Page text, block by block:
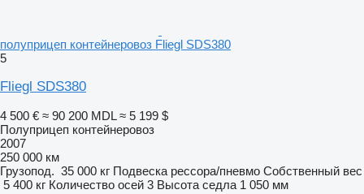
полуприцеп контейнеровоз Fliegl SDS380
5
Fliegl SDS380
4 500 € ≈ 90 200 MDL ≈ 5 199 $
Полуприцеп контейнеровоз
2007
250 000 км
Грузопод. 35 000 кг Подвеска рессора/пневмо Собственный вес
5 400 кг Количество осей 3 Высота седла 1 050 мм